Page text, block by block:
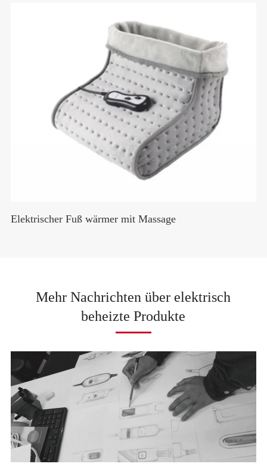
Elektrischer Fuß wärmer mit Massage
Mehr Nachrichten über elektrisch
beheizte Produkte